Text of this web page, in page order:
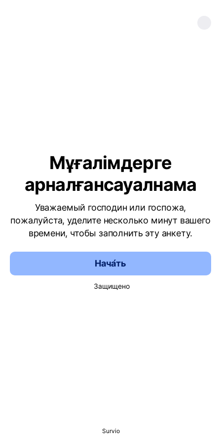
Мұғалімдерге
арналғансауалнама
Уважаемый господин или госпожа,
пожалуйста, уделите несколько минут вашего
времени, чтобы заполнить эту анкету.
Нача́ть
Защищено
Survio